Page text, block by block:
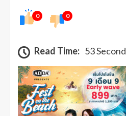
0 0
Read Time: 53 Second